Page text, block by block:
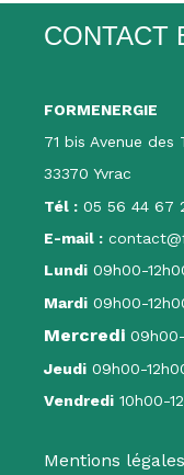
CONTACT
FORMENERGIE
71 bis Avenue des
33370 Yvrac
Tél : 05 56 44 67
E-mail :
Lundi 09h00-
Mardi 09h00-
Mercredi 09h00-
Jeudi 09h00-
Vendredi 10h00-
Mentions